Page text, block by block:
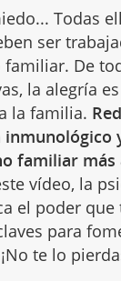
Todas
ser
De
la alegría
la familia.
familiar más
vídeo, la
el poder que
para
te lo